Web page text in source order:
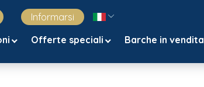
Informarsi
Offerte speciali Barche in vendita